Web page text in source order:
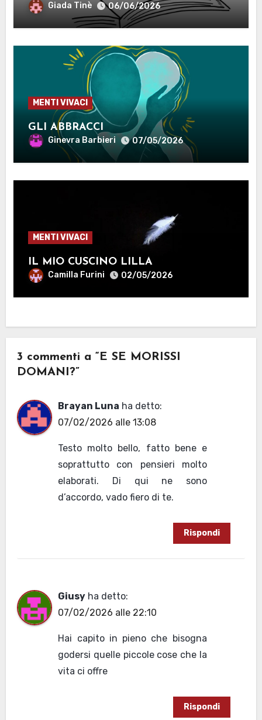
Giada Tinè 06/06/2026
MENTI VIVACI
GLI ABBRACCI
Ginevra Barbieri 07/05/2026
MENTI VIVACI
IL MIO CUSCINO LILLA
Camilla Furini 02/05/2026
3 commenti a “E SE MORISSI
DOMANI?”
Brayan Luna ha detto:
07/02/2026 alle 13:08
Testo molto bello, fatto bene e
soprattutto con pensieri molto
elaborati. Di qui ne sono
d’accordo, vado fiero di te.
Rispondi
Giusy ha detto:
07/02/2026 alle 22:10
Hai capito in pieno che bisogna
godersi quelle piccole cose che la
vita ci offre
Rispondi